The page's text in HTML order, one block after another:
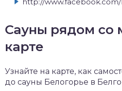
Сауны рядом со
карте
Узнайте на карте, как
до сауны Белогорье в